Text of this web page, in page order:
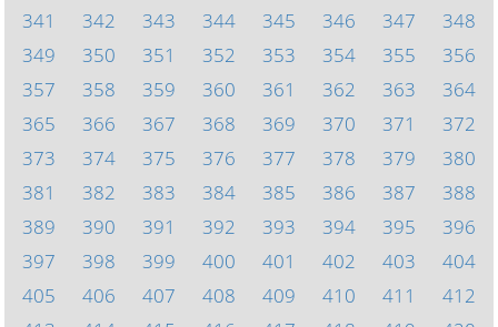
341
342 343 344 345 346 347
348
349
350 351 352 353 354 355
356
357
358 359 360 361 362 363
364
365
366 367 368 369 370 371
372
373
374 375 376 377 378 379
380
381
382 383 384 385 386 387
388
389
390 391 392 393 394 395
396
397
398 399 400 401 402 403
404
405
406 407 408 409 410 411
412